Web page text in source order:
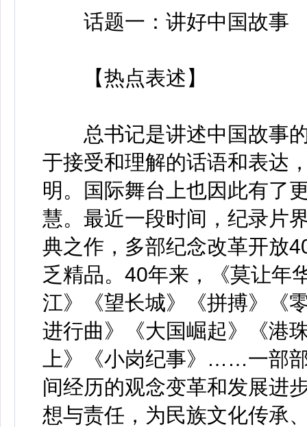
话题一：讲好中国故事
【热点表述】
总书记是讲述中国故事的
于接受和理解的话语和表达
明。国际舞台上也因此有了
慧。最近一段时间，纪录片
典之作，多部纪念改革开放
乏精品。40年来，《莫让年
江》《望长城》《拼搏》《
进行曲》《大国崛起》《港
上》《小岗纪事》……一部
间经历的观念变革和发展进
想与责任，为民族文化传承